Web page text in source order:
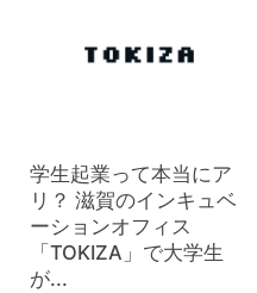
学生起業って本当にア
リ？ 滋賀のインキュベ
ーションオフィス
「TOKIZA」で大学生
が...